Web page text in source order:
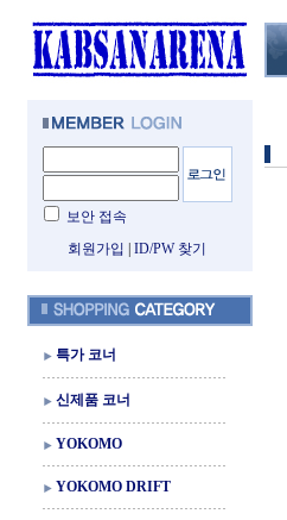
보안 접속
회원가입
ID/PW 찾기
특가 코너
신제품 코너
YOKOMO
YOKOMO DRIFT